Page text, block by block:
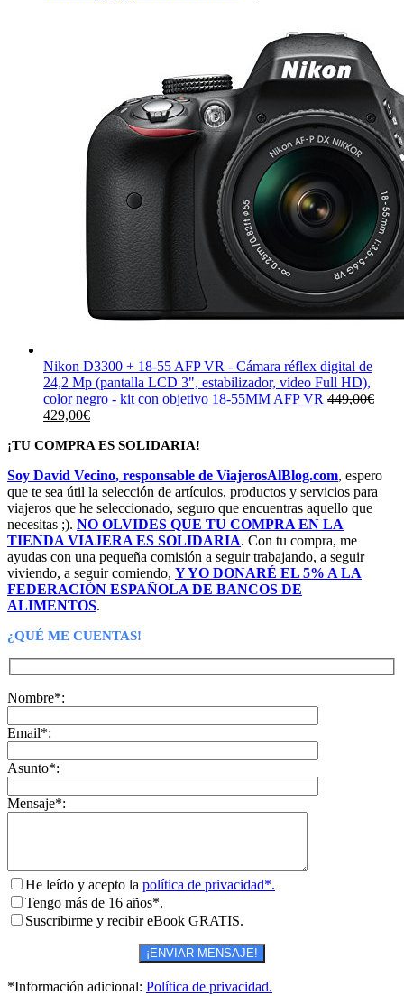
Nikon D3300 + 18-55 AFP VR - Cámara réflex digital de
24,2 Mp (pantalla LCD 3", estabilizador, vídeo Full HD),
color negro - kit con objetivo 18-55MM AFP VR 449,00€
El
original
449,00€.
429,00€El
actual
429,00€.
¡TU COMPRA ES SOLIDARIA!
Soy David Vecino, responsable de ViajerosAlBlog.com, espero
que te sea útil la selección de artículos, productos y servicios para
viajeros que he seleccionado, seguro que encuentras aquello que
necesitas ;). NO OLVIDES QUE TU COMPRA EN LA
TIENDA VIAJERA ES SOLIDARIA. Con tu compra, me
ayudas con una pequeña comisión a seguir trabajando, a seguir
viviendo, a seguir comiendo, Y YO DONARÉ EL 5% A LA
FEDERACIÓN ESPAÑOLA DE BANCOS DE
ALIMENTOS.
¿QUÉ ME CUENTAS!
Nombre*:
Email*:
Asunto*:
Mensaje*:
He leído y acepto la política de privacidad*.
Tengo más de 16 años*.
Suscribirme y recibir eBook GRATIS.
*Información adicional: Política de privacidad.